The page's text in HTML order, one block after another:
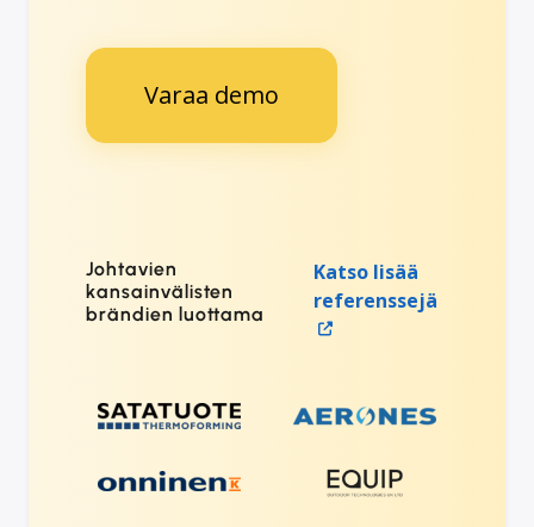
Varaa demo
Johtavien
kansainvälisten
brändien luottama
Katso lisää
referenssejä